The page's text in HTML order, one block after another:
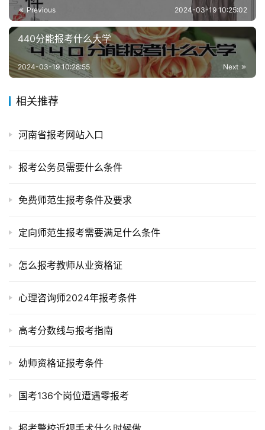
Previous 2024-03-19 10:25:02
440分能报考什么大学
Next
2024-03-19 10:28:55
相关推荐
河南省报考网站入口
报考公务员需要什么条件
免费师范生报考条件及要求
定向师范生报考需要满足什么条件
怎么报考教师从业资格证
心理咨询师2024年报考条件
高考分数线与报考指南
幼师资格证报考条件
国考136个岗位遭遇零报考